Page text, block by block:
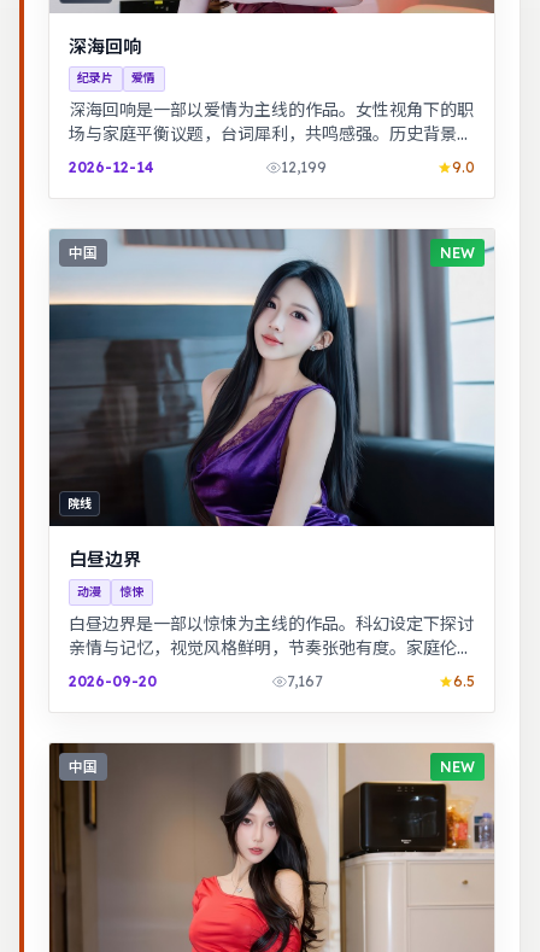
深海回响
纪录片 爱情
深海回响是一部以爱情为主线的作品。女性视角下的职
场与家庭平衡议题，台词犀利，共鸣感强。历史背景下
的小人物命运，细节考究，叙事沉稳。
2026-12-14 12,199 9.0
中国 NEW
院线
白昼边界
动漫 惊悚
白昼边界是一部以惊悚为主线的作品。科幻设定下探讨
亲情与记忆，视觉风格鲜明，节奏张弛有度。家庭伦理
冲突在一场意外后集中爆发，情感冲击力足。
2026-09-20 7,167 6.5
中国 NEW